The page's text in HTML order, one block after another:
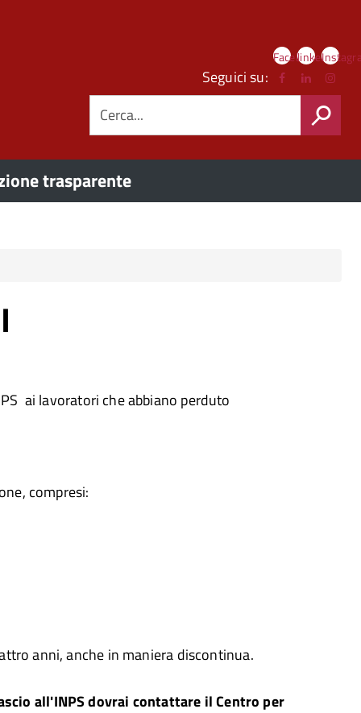
Seguici su:
Facebook
linkedIn
trasparente
ai lavoratori che abbiano perduto
compresi:
anni, anche in maniera discontinua.
all'INPS dovrai contattare il Centro per